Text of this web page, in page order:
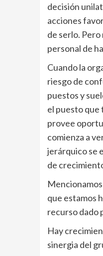
decisión
acciones
de serlo.
personal de
Cuando la
riesgo de
puestos y
el puesto que
provee
comienza a
jerárquico se
de
que estamos
recurso dado
Hay
sinergia del